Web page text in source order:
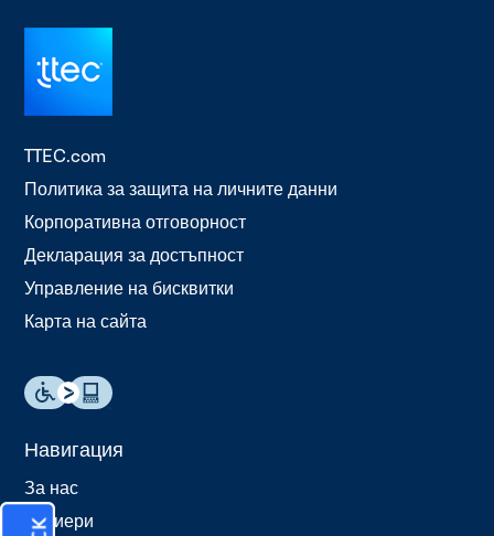
TTEC.com
Политика за защита на личните данни
Корпоративна отговорност
Декларация за достъпност
Управление на бисквитки
Карта на сайта
Навигация
За нас
Кариери